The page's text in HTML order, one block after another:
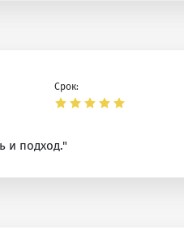
Срок:
и подход."